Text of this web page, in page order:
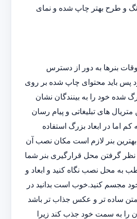
و طرح بهتر چاپ شده و نمای
بنرها به دور از دسترس
باید محتوای چاپ شده بر روی
شده خود را به بینندگان نشان
متریال های تبلیغاتی و پیام رسان
اما در ابعاد بزرگ استفاده
بهترین بنر لازم است مکان نصب آن
گرفتن محل قرارگیری بنر شما
به محل نصب نگاه کنید و ابعاد و
مجسم کنید.خوب است بدانید در
متن ساده تر و عکس جذاب تر باشد
را به سمت خود جذب کند زیرا